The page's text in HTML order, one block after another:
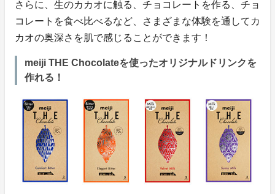
さらに、生のカカオに触る、チョコレートを作る、チョ
コレートを食べ比べるなど、さまざまな体験を通してカ
カオの奥深さを肌で感じることができます！
meiji THE Chocolateを使ったオリジナルドリンクを
作れる！